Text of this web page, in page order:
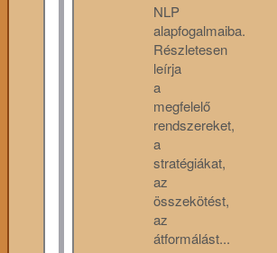
NLP
alapfogalmaiba.
Részletesen
leírja
a
megfelelő
rendszereket,
a
stratégiákat,
az
összekötést,
az
átformálást...